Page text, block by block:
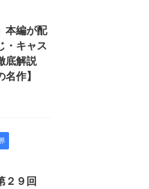
本編が配
・キャス
底解説
作】
２９回